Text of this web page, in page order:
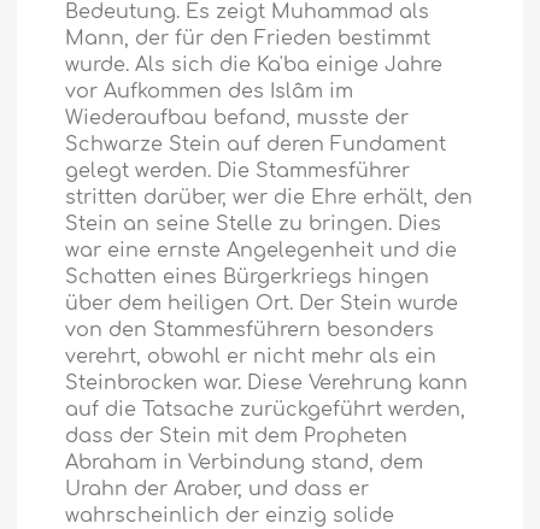
Bedeutung. Es zeigt Muhammad als
Mann, der für den Frieden bestimmt
wurde. Als sich die Ka'ba einige Jahre
vor Aufkommen des Islâm im
Wiederaufbau befand, musste der
Schwarze Stein auf deren Fundament
gelegt werden. Die Stammesführer
stritten darüber, wer die Ehre erhält, den
Stein an seine Stelle zu bringen. Dies
war eine ernste Angelegenheit und die
Schatten eines Bürgerkriegs hingen
über dem heiligen Ort. Der Stein wurde
von den Stammesführern besonders
verehrt, obwohl er nicht mehr als ein
Steinbrocken war. Diese Verehrung kann
auf die Tatsache zurückgeführt werden,
dass der Stein mit dem Propheten
Abraham in Verbindung stand, dem
Urahn der Araber, und dass er
wahrscheinlich der einzig solide